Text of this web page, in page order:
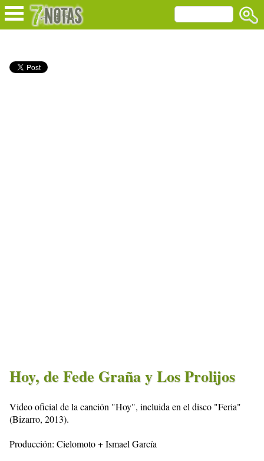
Hoy, de Fede Graña y Los Prolijos
Video oficial de la canción "Hoy", incluida en el disco "Feria"
(Bizarro, 2013).
Producción: Cielomoto + Ismael García